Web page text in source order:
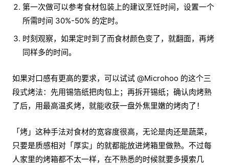
第一次做可以参考食材包装上的建议烹饪时间，设置一个
所需时间 30%-50% 的定时。
时刻观察，如果定时到了而食材颜色变了，就翻面，再烤
同样多的时间。
如果对口感有更高的要求，可以试试 @Microhoo 的这个三
段式烤法：先用锡箔纸把肉包上；再拆开锡纸；确认肉烤熟
了后，用最高温炙烤，就能收获一盘外焦里嫩的烤肉了！
「烤」这种手法对食材的宽容度很高，无论是肉还是蔬菜，
只要是质感相对「厚实」的就都能放进烤箱里做熟。不过每
人家里的烤箱都不太一样，在不熟悉的时候就要多摸索几